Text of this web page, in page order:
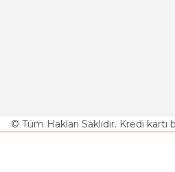
© Tüm Hakları Saklıdır. Kredi